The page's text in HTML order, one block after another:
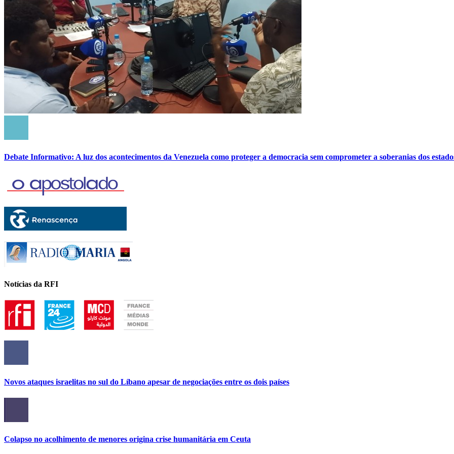
Debate Informativo: A luz dos acontecimentos da Venezuela como proteger a democracia sem comprometer a soberanias dos
Notícias da RFI
Novos ataques israelitas no sul do Líbano apesar de negociações entre os dois países
Colapso no acolhimento de menores origina crise humanitária em Ceuta